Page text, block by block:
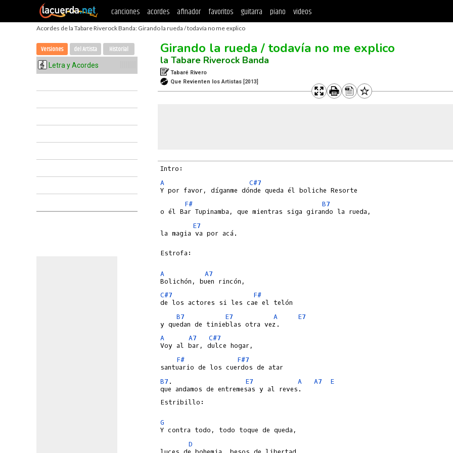
canciones acordes afinador favoritos guitarra piano videos
Acordes de la Tabare Riverock Banda: Girando la rueda / todavía no me explico
Versiones del Artista Historial
Letra y Acordes
Girando la rueda / todavía no me explico
la Tabare Riverock Banda
Tabaré Rivero
Que Revienten los Artistas [2013]
A
C#7
F#
B7
E7
la magia va por acá.
Estrofa:
A
A7
C#7
F#
B7
E7 A
E7
A
A7
C#7
F#
F#7
B7 . E7 A A7
E
que andamos de entremesas y al reves.
Estribillo:
G
D